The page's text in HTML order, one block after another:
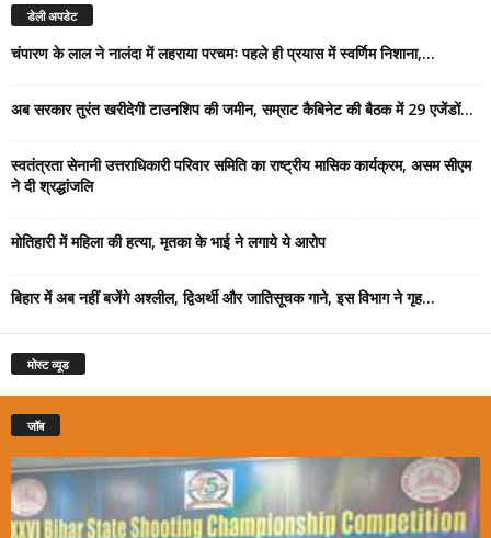
डेली अपडेट
चंपारण के लाल ने नालंदा में लहराया परचमः पहले ही प्रयास में स्वर्णिम निशाना,...
अब सरकार तुरंत खरीदेगी टाउनशिप की जमीन, सम्राट कैबिनेट की बैठक में 29 एजेंडों...
स्वतंत्रता सेनानी उत्तराधिकारी परिवार समिति का राष्ट्रीय मासिक कार्यक्रम, असम सीएम
ने दी श्रद्धांजलि
मोतिहारी में महिला की हत्या, मृतका के भाई ने लगाये ये आरोप
बिहार में अब नहीं बजेंगे अश्लील, द्विअर्थी और जातिसूचक गाने, इस विभाग ने गृह...
मोस्ट व्यूड
जॉब